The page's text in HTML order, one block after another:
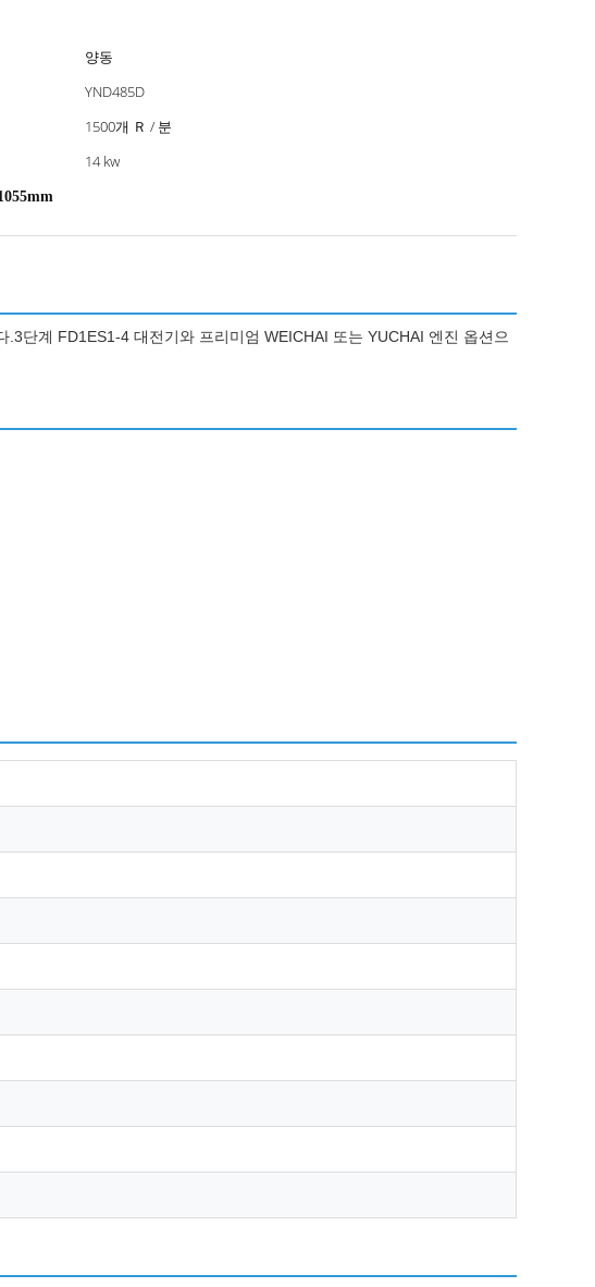
양동
YND485D
1500개 Ｒ / 분
14 kw
단계 FD1ES1-4 대전기와 프리미엄 WEICHAI 또는 YUCHAI 엔진 옵션으